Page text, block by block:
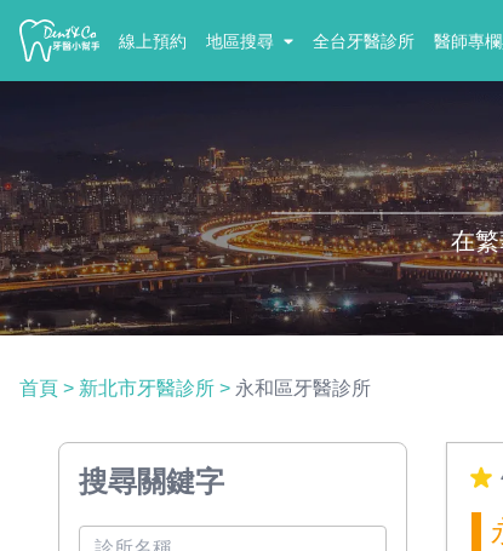
線上預約 地區搜尋 全台牙醫診所 醫師專
在
首頁 > 新北市牙醫診所 > 永和區牙醫診所
搜尋關鍵字